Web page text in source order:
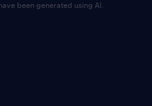
been generated using AI.